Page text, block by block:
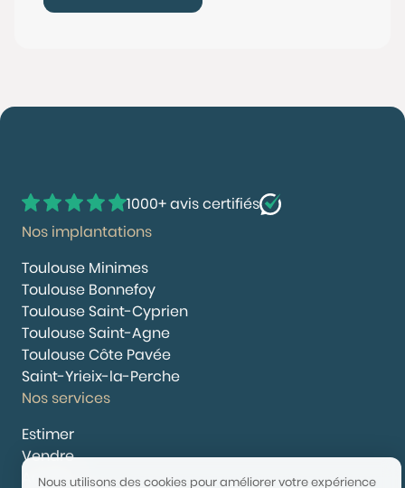
1000+ avis certifiés
Nos implantations
Toulouse Minimes
Toulouse Bonnefoy
Toulouse Saint-Cyprien
Toulouse Saint-Agne
Toulouse Côte Pavée
Saint-Yrieix-la-Perche
Nos services
Estimer
Vendre
Acheter
Nous utilisons des cookies pour améliorer votre expérience